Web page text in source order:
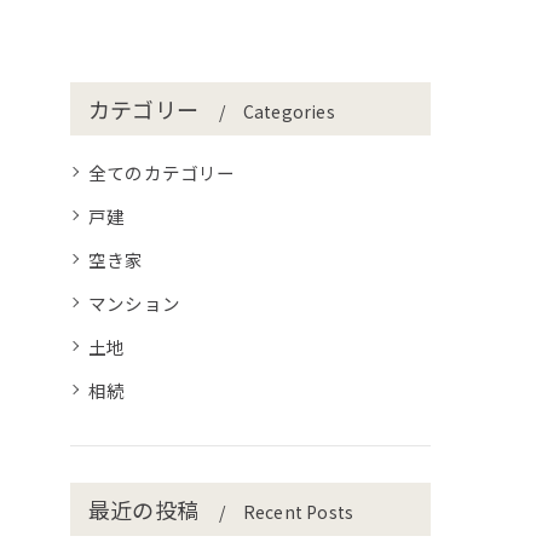
カテゴリー Categories
全てのカテゴリー
戸建
空き家
マンション
土地
相続
最近の投稿 Recent Posts